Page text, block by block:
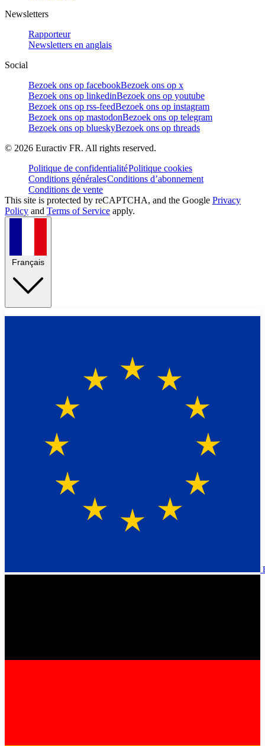
Newsletters
Rapporteur
Newsletters en anglais
Social
Bezoek ons op facebookBezoek ons op x
Bezoek ons op linkedinBezoek ons op youtube
Bezoek ons op rss-feedBezoek ons op instagram
Bezoek ons op mastodonBezoek ons op telegram
Bezoek ons op blueskyBezoek ons op threads
© 2026 Euractiv FR. All rights reserved.
Politique de confidentialitéPolitique cookies
Conditions généralesConditions d’abonnement
Conditions de vente
This site is protected by reCAPTCHA, and the Google Privacy
Policy and Terms of Service apply.
Français